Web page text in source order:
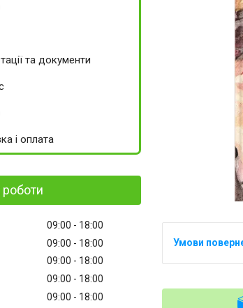
та документи
і оплата
роботи
09:00
18:00
09:00
18:00
09:00
18:00
09:00
18:00
09:00
18:00